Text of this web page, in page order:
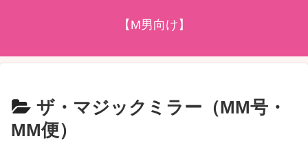
【M男向け】
ザ・マジックミラー（MM号・
MM便）